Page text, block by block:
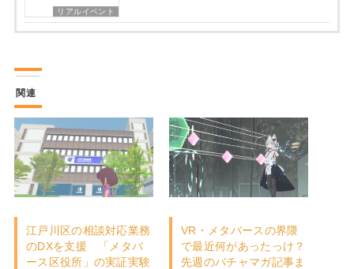
リアルイベント
関連
江戸川区の相談対応業務
のDXを支援 「メタバ
ース区役所」の実証実験
VR・メタバースの界隈
で最近何があったっけ？
先週のバチャマガ記事ま